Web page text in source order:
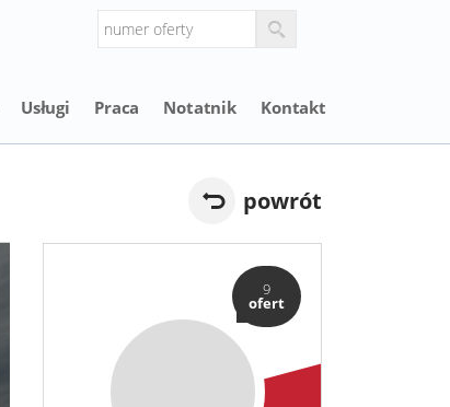
Usługi Praca Notatnik Kontakt
powrót
9
ofert